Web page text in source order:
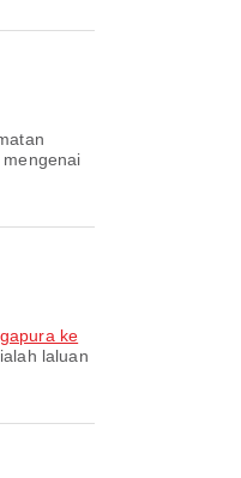
ke
ialah laluan